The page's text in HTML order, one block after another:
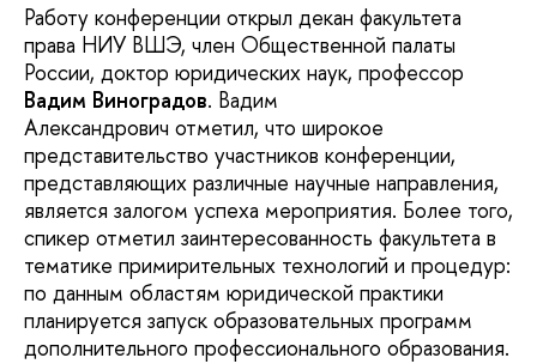
Работу конференции открыл декан факультета
права НИУ ВШЭ, член Общественной палаты
России, доктор юридических наук, профессор
Вадим Виноградов. Вадим
Александрович отметил, что широкое
представительство участников конференции,
представляющих различные научные направления,
является залогом успеха мероприятия. Более того,
спикер отметил заинтересованность факультета в
тематике примирительных технологий и процедур:
по данным областям юридической практики
планируется запуск образовательных программ
дополнительного профессионального образования.